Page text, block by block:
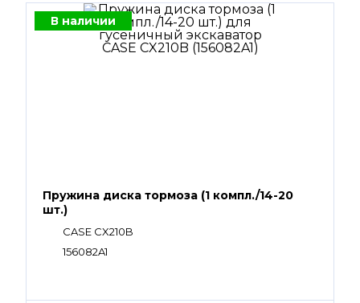
В наличии
Пружина диска тормоза (1 компл./14-20
шт.)
CASE CX210B
156082A1